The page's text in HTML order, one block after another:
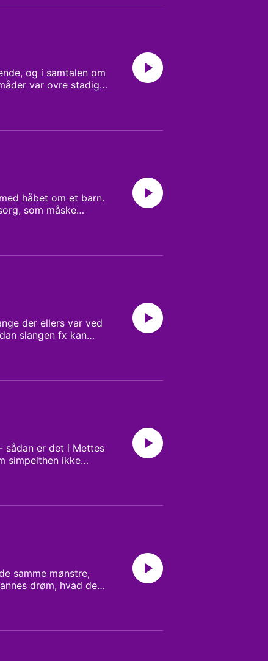
og i samtalen om
var ovre stadig
håbet om et barn.
som måske
der ellers var ved
slangen fx kan
sådan er det i Mettes
simpelthen ikke
samme mønstre,
drøm, hvad det